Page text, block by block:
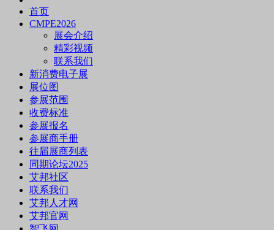
首页
CMPE2026
展会介绍
精彩视频
联系我们
新消费电子展
展位图
参展范围
收费标准
参展报名
参展商手册
往届展商列表
同期论坛2025
艾邦社区
联系我们
艾邦人才网
艾邦官网